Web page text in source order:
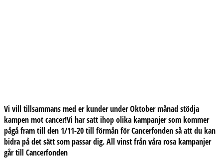
Vi vill tillsammans med er kunder under Oktober månad stödja
kampen mot cancer!Vi har satt ihop olika kampanjer som kommer
pågå fram till den 1/11-20 till förmån för Cancerfonden så att du kan
bidra på det sätt som passar dig. All vinst från våra rosa kampanjer
går till Cancerfonden